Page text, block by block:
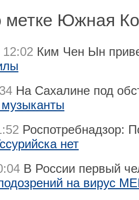
метке Южная
12:02 Ким Чен Ын
На Сахалине под
Роспотребнадзор:
нет
В России первый
на вирус